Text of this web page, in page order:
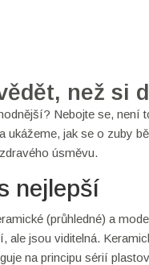
než si
Nebojte se, není
jak se o zuby
úsměvu.
nejlepší
(průhledné) a
jsou viditelná.
na principu sérií